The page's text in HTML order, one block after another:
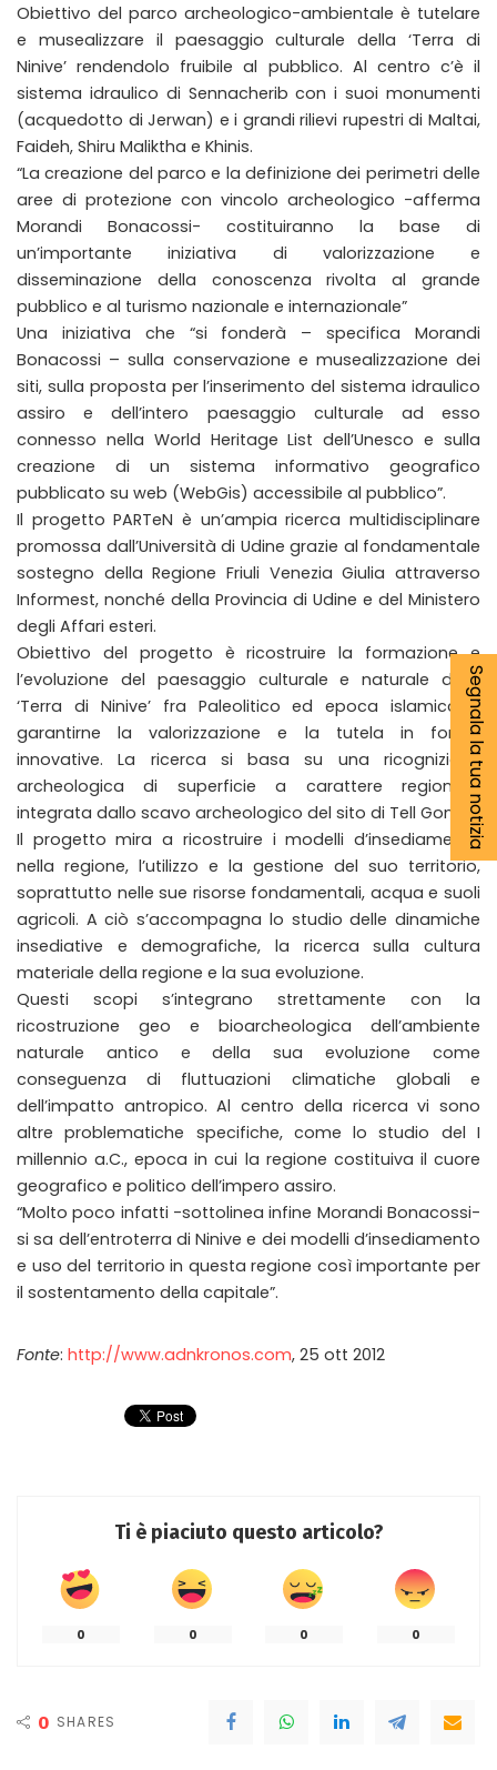
Obiettivo del parco archeologico-ambientale è tutelare
e musealizzare il paesaggio culturale della ‘Terra di
Ninive’ rendendolo fruibile al pubblico. Al centro c’è il
sistema idraulico di Sennacherib con i suoi monumenti
(acquedotto di Jerwan) e i grandi rilievi rupestri di Maltai,
Faideh, Shiru Maliktha e Khinis.
“La creazione del parco e la definizione dei perimetri delle
aree di protezione con vincolo archeologico -afferma
Morandi Bonacossi- costituiranno la base di
un’importante iniziativa di valorizzazione e
disseminazione della conoscenza rivolta al grande
pubblico e al turismo nazionale e internazionale”
Una iniziativa che “si fonderà – specifica Morandi
Bonacossi – sulla conservazione e musealizzazione dei
siti, sulla proposta per l’inserimento del sistema idraulico
assiro e dell’intero paesaggio culturale ad esso
connesso nella World Heritage List dell’Unesco e sulla
creazione di un sistema informativo geografico
pubblicato su web (WebGis) accessibile al pubblico”.
Il progetto PARTeN è un’ampia ricerca multidisciplinare
promossa dall’Università di Udine grazie al fondamentale
sostegno della Regione Friuli Venezia Giulia attraverso
Informest, nonché della Provincia di Udine e del Ministero
degli Affari esteri.
Obiettivo del progetto è ricostruire la formazione e
l’evoluzione del paesaggio culturale e naturale della
‘Terra di Ninive’ fra Paleolitico ed epoca islamica e
garantirne la valorizzazione e la tutela in forme
innovative. La ricerca si basa su una ricognizione
archeologica di superficie a carattere regionale,
integrata dallo scavo archeologico del sito di Tell Gomel.
Il progetto mira a ricostruire i modelli d’insediamento
nella regione, l’utilizzo e la gestione del suo territorio,
soprattutto nelle sue risorse fondamentali, acqua e suoli
agricoli. A ciò s’accompagna lo studio delle dinamiche
insediative e demografiche, la ricerca sulla cultura
materiale della regione e la sua evoluzione.
Questi scopi s’integrano strettamente con la
ricostruzione geo e bioarcheologica dell’ambiente
naturale antico e della sua evoluzione come
conseguenza di fluttuazioni climatiche globali e
dell’impatto antropico. Al centro della ricerca vi sono
altre problematiche specifiche, come lo studio del I
millennio a.C., epoca in cui la regione costituiva il cuore
geografico e politico dell’impero assiro.
“Molto poco infatti -sottolinea infine Morandi Bonacossi-
si sa dell’entroterra di Ninive e dei modelli d’insediamento
e uso del territorio in questa regione così importante per
il sostentamento della capitale”.
Fonte: http://www.adnkronos.com, 25 ott 2012
Ti è piaciuto questo articolo?
0 0 0 0
0 SHARES
Segnala la tua notizia